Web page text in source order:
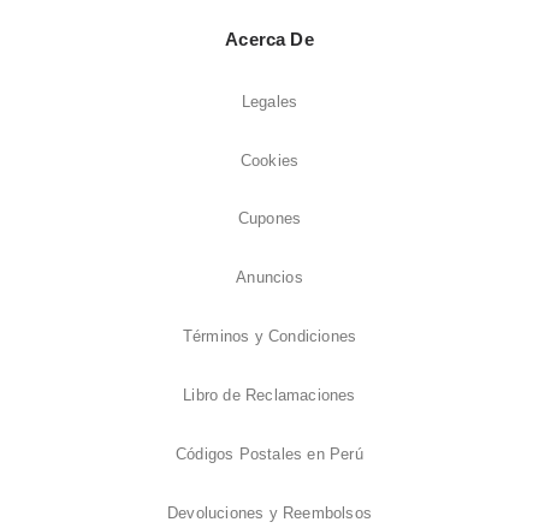
Acerca De
Legales
Cookies
Cupones
Anuncios
Términos y Condiciones
Libro de Reclamaciones
Códigos Postales en Perú
Devoluciones y Reembolsos